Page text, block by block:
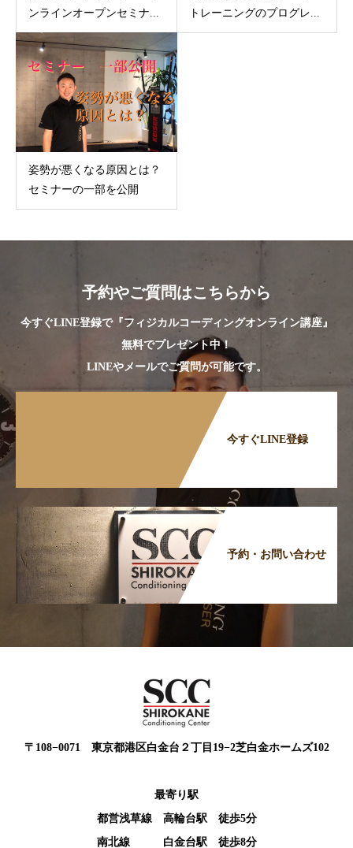
ンラインオープンセミナ...
トレーニングのプログレ...
姿勢が悪くなる原因とは？
セミナーの一部を公開
予約やご質問はこちらから
今すぐLINE登録で『フィジカルコーディングオンライン講座』
無料でプレゼント中！
LINEやメールでご質問が可能です。
今すぐLINE登録
予約・お問い合わせ
〒108−0071 東京都港区白金台２丁目19−2芝白金ホームズ102
最寄り駅
都営浅草線 高輪台駅 徒歩5分
南北線 白金台駅 徒歩8分